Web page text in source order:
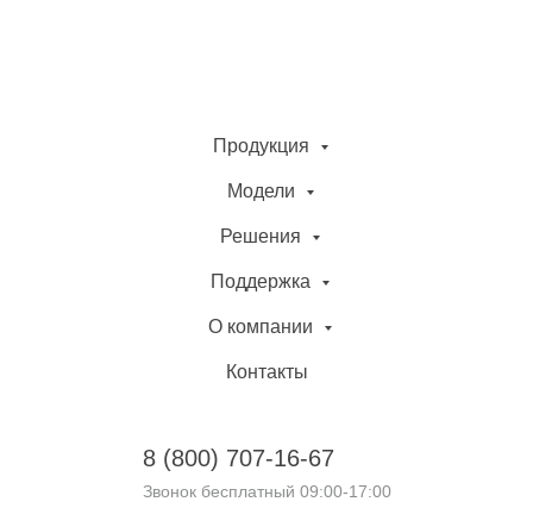
Продукция
Модели
Решения
Поддержка
О компании
Контакты
8 (800) 707-16-67
Звонок бесплатный 09:00-17:00